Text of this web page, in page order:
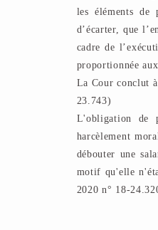
les éléments de
d’écarter, que
cadre de
proportionnée
La Cour conclut
23.743)
L'obligation de
harcèlement
débouter une
motif qu'elle
2020 n° 18-